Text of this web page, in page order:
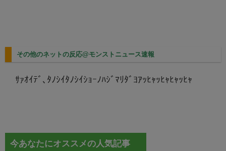
その他のネットの反応@モンストニュース速報
ｻｧｵｲﾃﾞ､ﾀﾉｼｲﾀﾉｼｲｼｮｰﾉﾊｼﾞﾏﾘﾀﾞﾖｱｯﾋｬｯﾋｬﾋｬｯﾋｬ
今あなたにオススメの人気記事